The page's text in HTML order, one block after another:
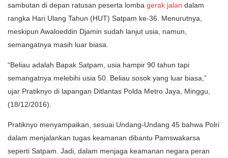
sambutan di depan ratusan peserta lomba gerak jalan dalam
rangka Hari Ulang Tahun (HUT) Satpam ke-36. Menurutnya,
meskipun Awaloeddin Djamin sudah lanjut usia, namun,
semangatnya masih luar biasa.
“Beliau adalah Bapak Satpam, usia hampir 90 tahun tapi
semangatnya melebihi usia 50. Beliau sosok yang luar biasa,”
ujar Pratiknyo di lapangan Ditlantas Polda Metro Jaya, Minggu,
(18/12/2016).
Pratiknyo menyampaikan, sesuai Undang-Undang 45 bahwa Polri
dalam menjalankan tugas keamanan dibantu Pamswakarsa
seperti Satpam. Jadi, dalam menjaga keamanan negara peran